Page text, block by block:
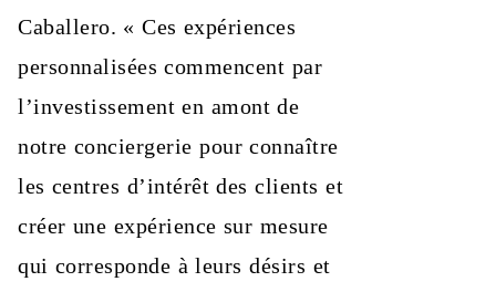
Caballero. « Ces expériences
personnalisées commencent par
l’investissement en amont de
notre conciergerie pour connaître
les centres d’intérêt des clients et
créer une expérience sur mesure
qui corresponde à leurs désirs et